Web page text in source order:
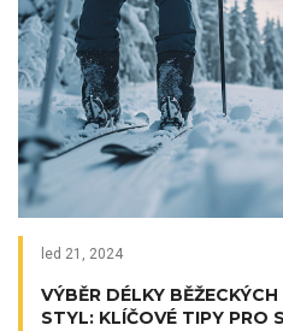
led 21, 2024
VÝBĚR DÉLKY
STYL: KLÍČOVÉ TIPY PRO